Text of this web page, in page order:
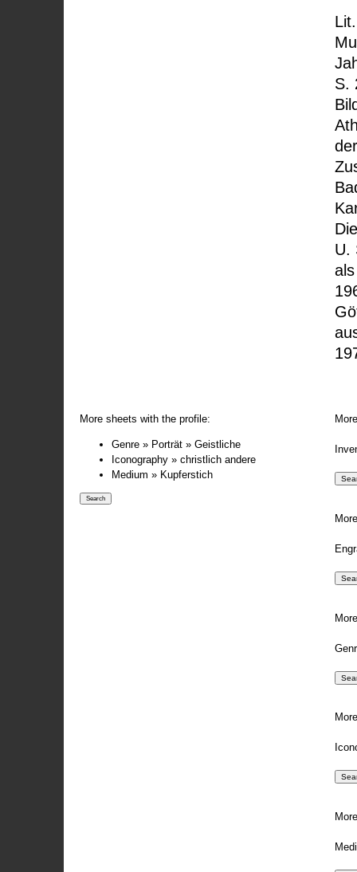
S.
U.
More sheets with the profile:
Genre » Porträt » Geistliche
Iconography » christlich andere
Medium » Kupferstich